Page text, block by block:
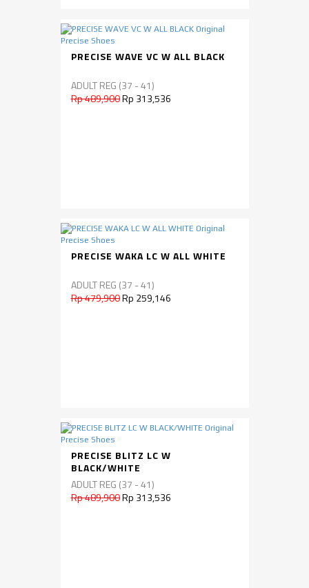
PRECISE WAVE VC W ALL BLACK
ADULT REG (37 - 41)
Rp 489,900Rp 313,536
PRECISE WAKA LC W ALL WHITE
ADULT REG (37 - 41)
Rp 479,900Rp 259,146
PRECISE BLITZ LC W
BLACK/WHITE
ADULT REG (37 - 41)
Rp 489,900Rp 313,536